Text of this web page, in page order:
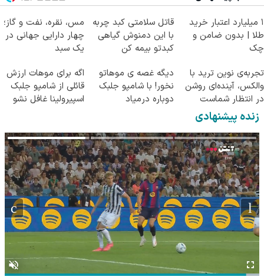
۱ میلیارد اعتبار خرید
طلا | بدون ضامن و
چک
قاتل سلامتی کبد چربه
با این دمنوش گیاهی
کبدتو بیمه کن
مس، نقره، نفت و گاز؛
چهار دارایی جهانی در
یک سبد
تجربه‌ی نوین ترید با
والکس، آینده‌ای روشن
در انتظار شماست
دیگه غصه ی موهاتو
نخور! با شامپو جلبک
دوباره درمیاد
اگه برای موهات ارزش
قائلی از شامپو جلبک
اسپیرولینا غافل نشو
زنده پیشنهادی